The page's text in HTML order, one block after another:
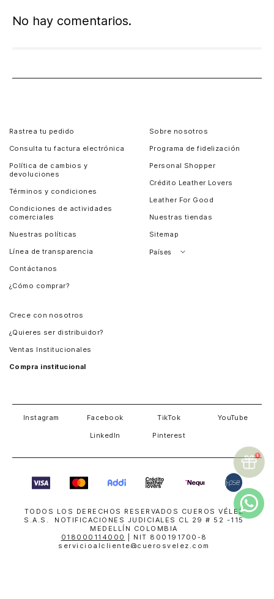
No hay comentarios.
Rastrea tu pedido
Consulta tu factura electrónica
Política de cambios y
devoluciones
Términos y condiciones
Condiciones de actividades
comerciales
Nuestras políticas
Línea de transparencia
Contáctanos
¿Cómo comprar?
Sobre nosotros
Programa de fidelización
Personal Shopper
Crédito Leather Lovers
Leather For Good
Nuestras tiendas
Sitemap
Países
Crece con nosotros
¿Quieres ser distribuidor?
Ventas Institucionales
Compra institucional
Instagram Facebook TikTok YouTube
LinkedIn Pinterest
TODOS LOS DERECHOS RESERVADOS CUEROS VÉLEZ
S.A.S. NOTIFICACIONES JUDICIALES CL 29 # 52 -115
MEDELLÍN COLOMBIA
018000114000
| NIT 800191700-8
servicioalcliente@cuerosvelez.com